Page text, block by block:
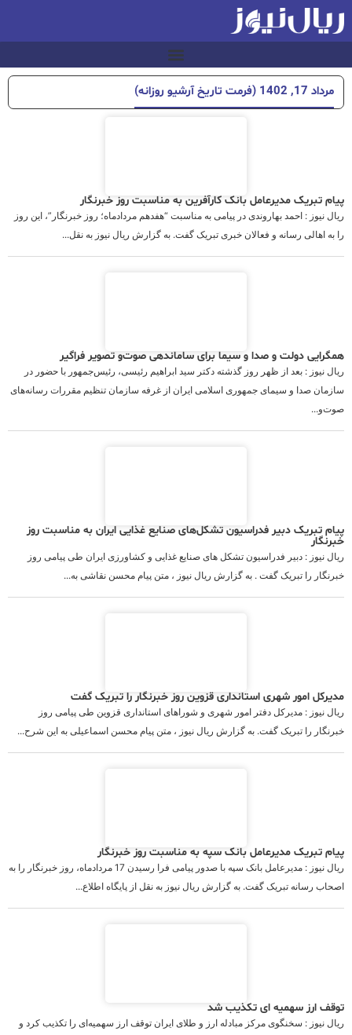
مرداد 17, 1402 (فرمت تاریخ آرشیو روزانه)
پیام تبریک مدیرعامل بانک کارآفرین به مناسبت روز خبرنگار
ریال نیوز : احمد بهاروندی در پیامی به مناسبت “هفدهم مردادماه؛ روز خبرنگار”، این روز
را به اهالی رسانه و فعالان خبری تبریک گفت. به گزارش ریال نیوز به نقل...
همگرایی دولت و صدا و سیما برای ساماندهی صوت‌و تصویر فراگیر
ریال نیوز : بعد از ظهر روز گذشته دکتر سید ابراهیم رئیسی، رئیس‌جمهور با حضور در
سازمان صدا و سیمای جمهوری اسلامی ایران از غرفه سازمان تنظیم مقررات رسانه‌های
صوت‌و...
پیام تبریک دبیر فدراسیون تشکل‌های صنایع غذایی ایران به مناسبت روز
خبرنگار
ریال نیوز : دبیر فدراسیون تشکل های صنایع غذایی و کشاورزی ایران طی پیامی روز
خبرنگار را تبریک گفت . به گزارش ریال نیوز ، متن پیام محسن نقاشی به...
مدیرکل امور شهری استانداری قزوین روز خبرنگار را تبریک گفت
ریال نیوز : مدیرکل دفتر امور شهری و شوراهای استانداری قزوین طی پیامی روز
خبرنگار را تبریک گفت. به گزارش ریال نیوز ، متن پیام محسن اسماعیلی به این شرح...
پیام تبریک مدیرعامل بانک سپه به مناسبت روز خبرنگار
ریال نیوز : مدیرعامل بانک سپه با صدور پیامی فرا رسیدن 17 مردادماه، روز خبرنگار را به
اصحاب رسانه تبریک گفت. به گزارش ریال نیوز به نقل از پایگاه اطلاع...
توقف ارز سهمیه ای تکذیب شد
ریال نیوز : ­سخنگوی مرکز مبادله ارز و طلای ایران توقف ارز سهمیه‌ای را تکذیب کرد و